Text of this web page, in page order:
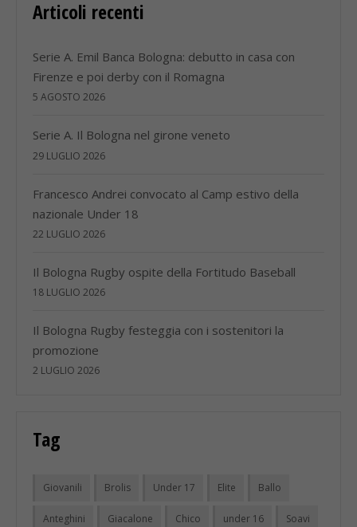
Articoli recenti
Serie A. Emil Banca Bologna: debutto in casa con
Firenze e poi derby con il Romagna
5 AGOSTO 2026
Serie A. Il Bologna nel girone veneto
29 LUGLIO 2026
Francesco Andrei convocato al Camp estivo della
nazionale Under 18
22 LUGLIO 2026
Il Bologna Rugby ospite della Fortitudo Baseball
18 LUGLIO 2026
Il Bologna Rugby festeggia con i sostenitori la
promozione
2 LUGLIO 2026
Tag
Giovanili Brolis Under 17 Elite Ballo
Anteghini Giacalone Chico under 16 Soavi